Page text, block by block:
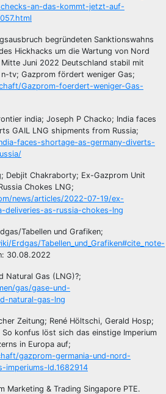
an-das-kommt-jetzt-auf-
begründeten Sanktionswahns
Hickhacks um die Wartung von Nord
Juni 2022 Deutschland stabil mit
tv; Gazprom fördert weniger Gas;
Gazprom-foerdert-weniger-Gas-
india; Joseph P Chacko; India faces
GAIL LNG shipments from Russia;
faces-shortage-as-germany-diverts-
Debjit Chakraborty; Ex-Gazprom Unit
Chokes LNG;
news/articles/2022-07-19/ex-
deliveries-as-russia-chokes-lng
Tabellen und Grafiken;
Erdgas/Tabellen_und_Grafiken#cite_note-
30.08.2022
Natural Gas (LNG)?;
gas/gase-und-
natural-gas-lng
Zeitung; René Höltschi, Gerald Hosp;
konfus löst sich das einstige Imperium
in Europa auf;
gazprom-germania-und-nord-
imperiums-ld.1682914
Marketing & Trading Singapore PTE.